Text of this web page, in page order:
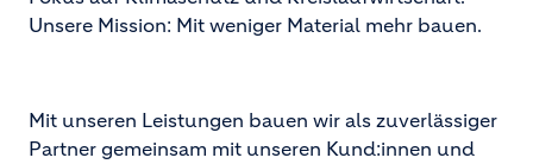
Unsere Mission: Mit weniger Material mehr bauen.
Mit unseren Leistungen bauen wir als zuverlässiger
Partner gemeinsam mit unseren Kund:innen und